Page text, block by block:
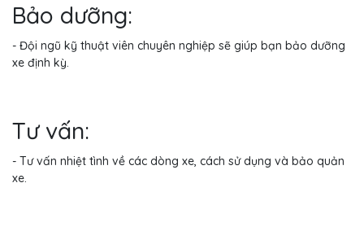
Bảo dưỡng:
- Đội ngũ kỹ thuật viên chuyên nghiệp sẽ giúp bạn bảo dưỡng
xe định kỳ.
Tư vấn:
- Tư vấn nhiệt tình về các dòng xe, cách sử dụng và bảo quản
xe.